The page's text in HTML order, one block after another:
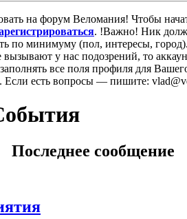
на форум Веломания! Чтобы
. !Важно! Ник
по минимуму (пол, интересы,
у нас подозрений, то
все поля профиля для
Если есть вопросы — пишите:
Последнее сообщение